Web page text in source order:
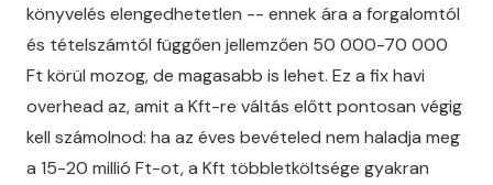
könyvelés elengedhetetlen -- ennek ára a forgalomtól
és tételszámtól függően jellemzően 50 000-70 000
Ft körül mozog, de magasabb is lehet. Ez a fix havi
overhead az, amit a Kft-re váltás előtt pontosan végig
kell számolnod: ha az éves bevételed nem haladja meg
a 15-20 millió Ft-ot, a Kft többletköltsége gyakran